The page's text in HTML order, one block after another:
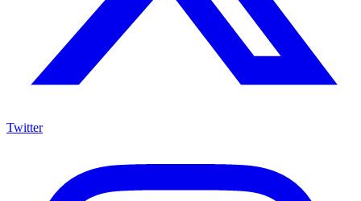
Twitter